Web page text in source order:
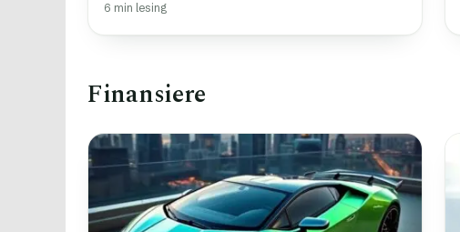
6 min lesing
Finansiere